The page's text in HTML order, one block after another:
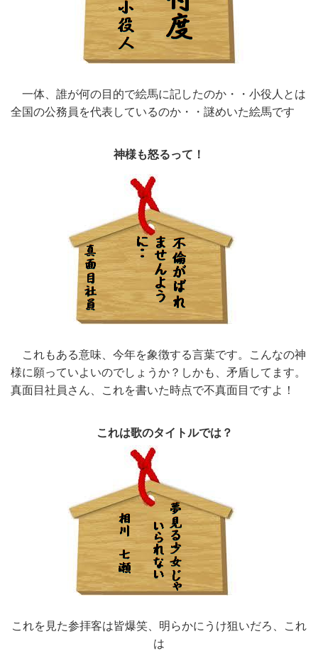
一体、誰が何の目的で絵馬に記したのか・・小役人とは
全国の公務員を代表しているのか・・謎めいた絵馬です
神様も怒るって！
これもある意味、今年を象徴する言葉です。こんなの神
様に願っていよいのでしょうか？しかも、矛盾してます。
真面目社員さん、これを書いた時点で不真面目ですよ！
これは歌のタイトルでは？
これを見た参拝客は皆爆笑、明らかにうけ狙いだろ、これ
は